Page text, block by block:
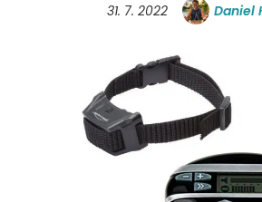
31. 7. 2022 Daniel